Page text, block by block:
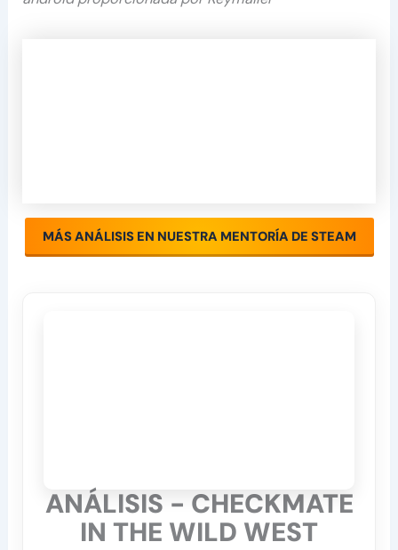
MÁS ANÁLISIS EN NUESTRA MENTORÍA DE STEAM
ANÁLISIS - CHECKMATE
IN THE WILD WEST